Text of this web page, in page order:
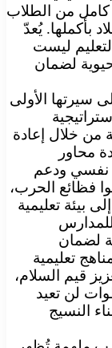
من الطلاب
بأكملها. يُعدّ
ليست
لضمان
سيرتها الأولى
من خلال إعادة
محاور
نفسي ودعم
فظائع الحرب،
بيئة تعليمية
للمدارس
لضمان
تعليمية
قيم السلام،
لن تعيد
النسيج